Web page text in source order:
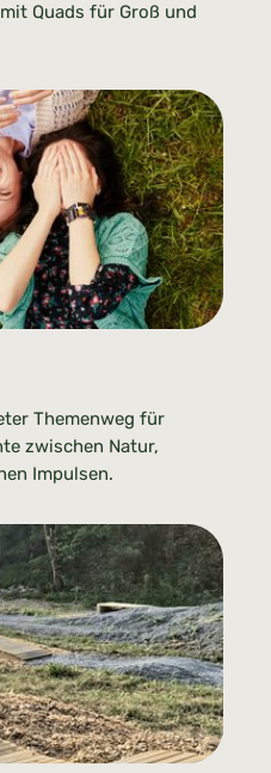
Quads für Groß und
Themenweg für
zwischen Natur,
Impulsen.